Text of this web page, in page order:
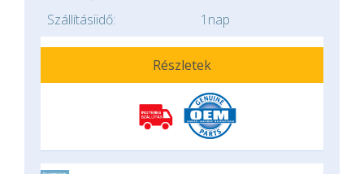
Szállításiidő:
1nap
Részletek